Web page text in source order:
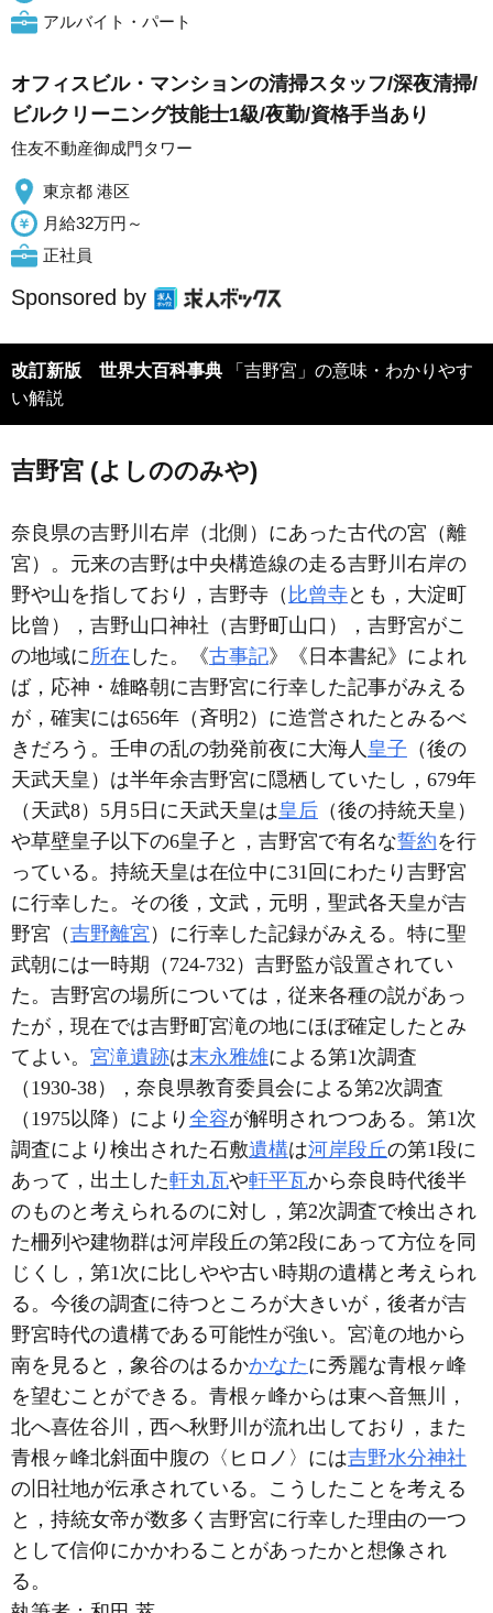
アルバイト・パート
オフィスビル・マンションの清掃スタッフ/深夜清掃/
ビルクリーニング技能士1級/夜勤/資格手当あり
住友不動産御成門タワー
東京都 港区
月給32万円～
正社員
Sponsored by
改訂新版 世界大百科事典
い解説
吉野宮 (よしののみや)
奈良県の吉野川右岸（北側）にあった古代の宮（離
宮）。元来の吉野は中央構造線の走る吉野川右岸の
野や山を指しており，吉野寺（ 比曾寺とも，大淀町
比曾），吉野山口神社（吉野町山口），吉野宮がこ
の地域に所在 した。《古事記》《日本書紀》によれ
ば，応神・雄略朝に吉野宮に行幸した記事がみえる
が，確実には656年（斉明2）に造営されたとみるべ
きだろう。壬申の乱の勃発前夜に大海人 皇子 （後の
天武天皇）は半年余吉野宮に隠栖していたし，679年
（天武8）5月5日に天武天皇は皇后 （後の持統天皇）
や草壁皇子以下の6皇子と，吉野宮で有名な誓約を行
っている。持統天皇は在位中に31回にわたり吉野宮
に行幸した。その後，文武，元明，聖武各天皇が吉
野宮（吉野離宮 ）に行幸した記録がみえる。特に聖
武朝には一時期（724-732）吉野監が設置されてい
た。吉野宮の場所については，従来各種の説があっ
たが，現在では吉野町宮滝の地にほぼ確定したとみ
てよい。 宮滝遺跡は末永雅雄による第1次調査
（1930-38），奈良県教育委員会による第2次調査
（1975以降）により 全容が解明されつつある。第1次
調査により検出された石敷遺構は河岸段丘の第1段に
あって，出土した軒丸瓦や軒平瓦から奈良時代後半
のものと考えられるのに対し，第2次調査で検出され
た柵列や建物群は河岸段丘の第2段にあって方位を同
じくし，第1次に比しやや古い時期の遺構と考えられ
る。今後の調査に待つところが大きいが，後者が吉
野宮時代の遺構である可能性が強い。宮滝の地から
南を見ると，象谷のはるかかなたに秀麗な青根ヶ峰
を望むことができる。青根ヶ峰からは東へ音無川，
北へ喜佐谷川，西へ秋野川が流れ出しており，また
青根ヶ峰北斜面中腹の〈ヒロノ〉には吉野水分神社
の旧社地が伝承されている。こうしたことを考える
と，持統女帝が数多く吉野宮に行幸した理由の一つ
として信仰にかかわることがあったかと想像され
る。